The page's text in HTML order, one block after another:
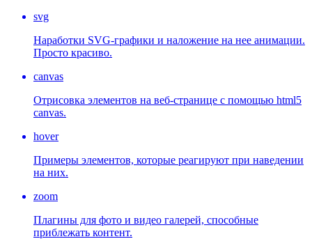
svg
Наработки SVG-графики и наложение на нее анимации.
Просто красиво.
canvas
Отрисовка элементов на веб-странице с помощью html5
canvas.
hover
Примеры элементов, которые реагируют при наведении
на них.
zoom
Плагины для фото и видео галерей, способные
приблежать контент.